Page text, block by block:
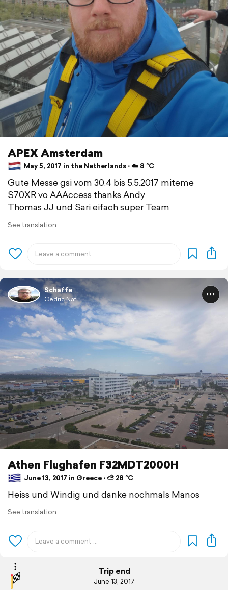
APEX Amsterdam
May 5, 2017 in the Netherlands ⋅ ☁️ 8 °C
Gute Messe gsi vom 30.4 bis 5.5.2017 miteme
S70XR vo AAAccess thanks Andy
Thomas JJ und Sari eifach super Team
See translation
Schaffe
Cedric Näf
Athen Flughafen F32MDT2000H
June 13, 2017 in Greece ⋅ ⛅ 28 °C
Heiss und Windig und danke nochmals Manos
See translation
Trip end
June 13, 2017